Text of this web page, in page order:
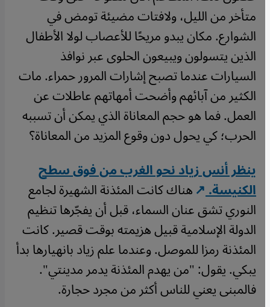
متأخر من الليل، ولافتات مضيئة تومض في
الشوارع. مكان يبدو مريحًا للأعصاب لولا الأطفال
الذين يتسولون ويبيعون الحلوى عبر نوافذ
السيارات عندما تصبح إشارات المرور حمراء. مات
الكثير من آبائهم وأضحت أمهاتهم عاطلات عن
العمل. فما هو حجم المعاناة الذي يمكن أن تسببه
الحرب؛ كي يحول دون وقوع المزيد من المعاناة؟
ينظر أنس زياد نحو الغرب من فوق سطح
الكنيسة. هناك كانت المئذنة الشهيرة لجامع
النوري تشق عنان السماء، قبل أن يفجّرها تنظيم
الدولة الإسلامية قبيل هزيمته بوقت قصير. كانت
المئذنة رمزا للموصل. وعندما علم زياد بانهيارها بدأ
يبكي. يقول: "من يهدم المئذنة يدمر مدينتي".
فالمبنى يعني للناس أكثر من مجرد حجارة.